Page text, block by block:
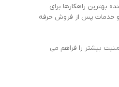
بهترین راهکارها برای
و خدمات پس از فروش حرفه
بیشتر را فراهم می